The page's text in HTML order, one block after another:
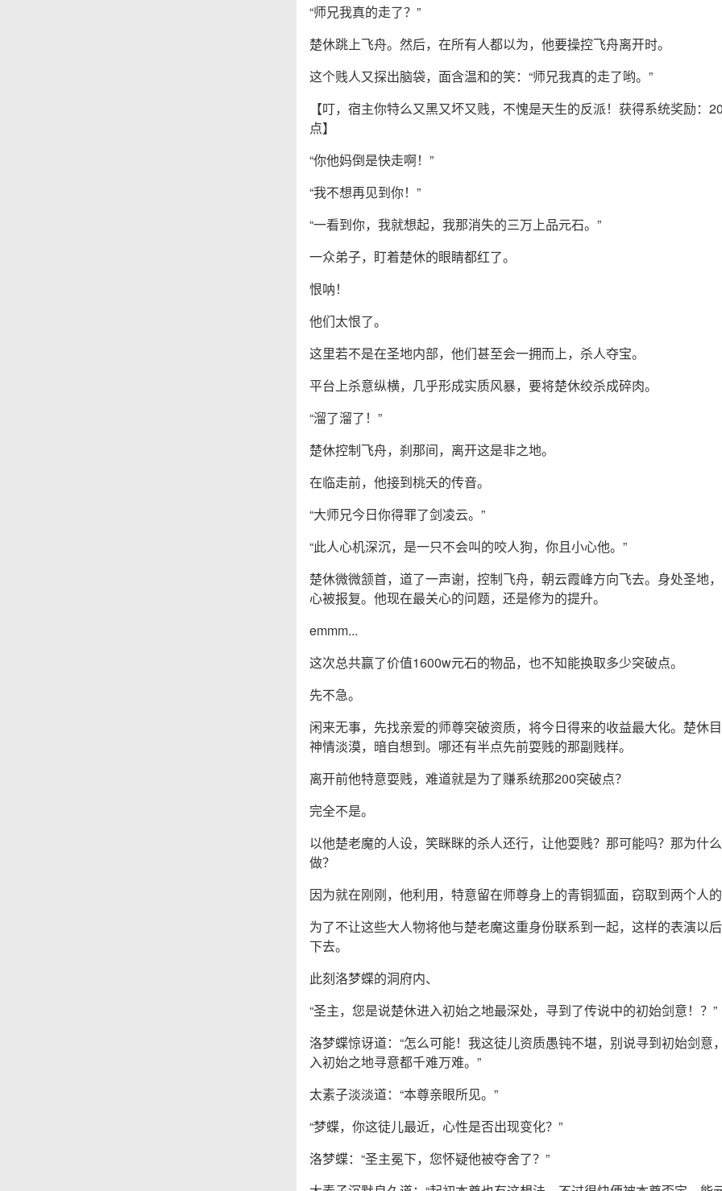
“师兄我真的走了？”
楚休跳上飞舟。然后，在所有人都以为，他要操控飞舟离开时。
这个贱人又探出脑袋，面含温和的笑：“师兄我真的走了哟。”
【叮，宿主你特么又黑又坏又贱，不愧是天生的反派！获得系统奖励：
点】
“你他妈倒是快走啊！”
“我不想再见到你！”
“一看到你，我就想起，我那消失的三万上品元石。”
一众弟子，盯着楚休的眼睛都红了。
恨呐！
他们太恨了。
这里若不是在圣地内部，他们甚至会一拥而上，杀人夺宝。
平台上杀意纵横，几乎形成实质风暴，要将楚休绞杀成碎肉。
“溜了溜了！”
楚休控制飞舟，刹那间，离开这是非之地。
在临走前，他接到桃夭的传音。
“大师兄今日你得罪了剑凌云。”
“此人心机深沉，是一只不会叫的咬人狗，你且小心他。”
楚休微微颔首，道了一声谢，控制飞舟，朝云霞峰方向飞去。身处圣地
心被报复。他现在最关心的问题，还是修为的提升。
emmm...
这次总共赢了价值1600w元石的物品，也不知能换取多少突破点。
先不急。
闲来无事，先找亲爱的师尊突破资质，将今日得来的收益最大化。楚休
神情淡漠，暗自想到。哪还有半点先前耍贱的那副贱样。
离开前他特意耍贱，难道就是为了赚系统那200突破点？
完全不是。
以他楚老魔的人设，笑眯眯的杀人还行，让他耍贱？那可能吗？那为什
做？
因为就在刚刚，他利用，特意留在师尊身上的青铜狐面，窃取到两个人
为了不让这些大人物将他与楚老魔这重身份联系到一起，这样的表演以
下去。
此刻洛梦蝶的洞府内、
“圣主，您是说楚休进入初始之地最深处，寻到了传说中的初始剑意！？”
洛梦蝶惊讶道：“怎么可能！我这徒儿资质愚钝不堪，别说寻到初始剑意
入初始之地寻意都千难万难。”
太素子淡淡道：“本尊亲眼所见。”
“梦蝶，你这徒儿最近，心性是否出现变化？”
洛梦蝶：“圣主冕下，您怀疑他被夺舍了？”